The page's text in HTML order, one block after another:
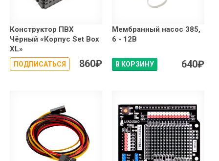
Конструктор ПВХ
Чёрный «Корпус Set Box
XL»
ПОДПИСАТЬСЯ 860₽
Мембранный насос 385,
6 - 12В
В КОРЗИНУ 640₽